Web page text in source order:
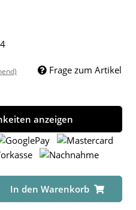
Frage zum Artikel
anzeigen
In den Warenkorb